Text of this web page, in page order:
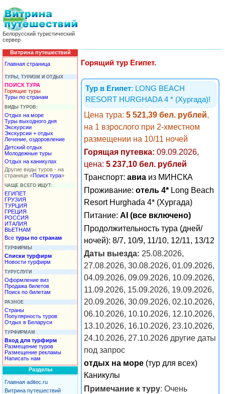
Белорусский туристический
сервер
Витрина путешествий
Главная страница
ТУРЫ, ТУРИЗМ И ОТДЫХ
ПОИСК ТУРА
Горящие туры
Туры по странам
ВИДЫ ТУРОВ:
Отдых на море
Туры выходного дня
Экскурсии
Экскурсии + отдых
Лечение, оздоровление
Детский отдых
Молодежные туры
Отдых на каникулах
Другие виды туров - на
странице «Поиск тура»
ЧАЩЕ ВСЕГО ИЩУТ:
ЕГИПЕТ
ГРУЗИЯ
ТУРЦИЯ
ГРЕЦИЯ
РОССИЯ
ИТАЛИЯ
ВЬЕТНАМ
Все туры по странам
ТУРФИРМЫ
Списки турфирм
Новости турфирм
ТУРУСЛУГИ
Оформление виз
Продажа билетов
Поиск по билетам
РАЗНОЕ
Страны
Популярность туров
Отдых в Беларуси
ТУРФИРМАМ
Вход для турфирм
Размещение туров
Размещение рекламы
Написать нам
Разделы
Главная aditec.ru
Витрина путешествий
Горящий тур Египет.
Тур в Египет: LONG BEACH
RESORT HURGHADA 4 * (Хургада)!
Цена тура: 5 521,39 бел. рублей,
на 1 взрослого при 2-хместном
размещении на 10/11 ночей
Горящая путевка: 09.09.2026,
цена: 5 237,10 бел. рублей
Транспорт: авиа из МИНСКА
Проживание: отель 4* Long Beach
Resort Hurghada 4* (Хургада)
Питание: AI (все включено)
Продолжительность тура (дней/
ночей): 8/7, 10/9, 11/10, 12/11, 13/12
Даты выезда: 25.08.2026,
27.08.2026, 30.08.2026, 01.09.2026,
04.09.2026, 09.09.2026, 10.09.2026,
11.09.2026, 15.09.2026, 19.09.2026,
20.09.2026, 30.09.2026, 02.10.2026,
06.10.2026, 10.10.2026, 12.10.2026,
13.10.2026, 16.10.2026, 23.10.2026,
24.10.2026, 27.10.2026 другие даты
под запрос
отдых на море (тур для всех)
Каникулы
Примечание к туру: Очень